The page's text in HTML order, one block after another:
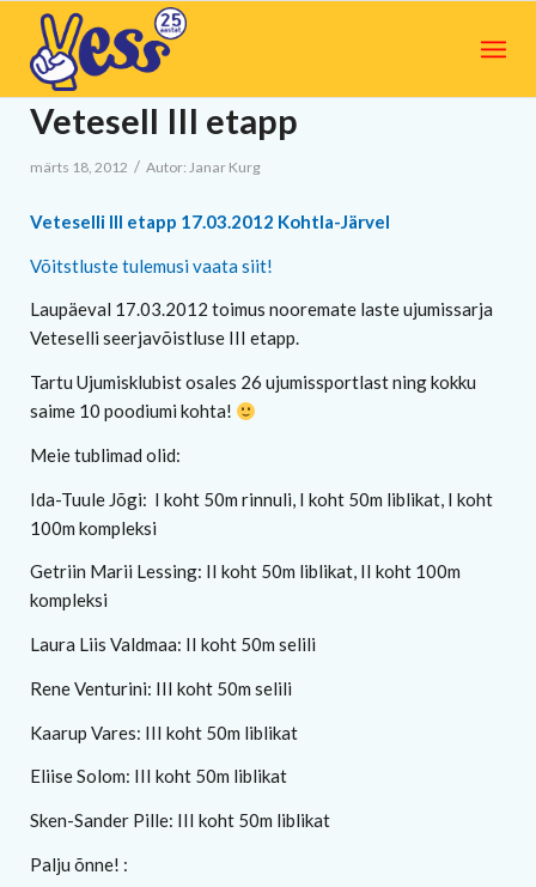
Vetesell III etapp
märts 18, 2012 / Autor: Janar Kurg
Veteselli III etapp 17.03.2012 Kohtla-Järvel
Võitstluste tulemusi vaata siit!
Laupäeval 17.03.2012 toimus nooremate laste ujumissarja
Veteselli seerjavõistluse III etapp.
Tartu Ujumisklubist osales 26 ujumissportlast ning kokku
saime 10 poodiumi kohta!
Meie tublimad olid:
Ida-Tuule Jõgi: I koht 50m rinnuli, I koht 50m liblikat, I koht
100m kompleksi
Getriin Marii Lessing: II koht 50m liblikat, II koht 100m
kompleksi
Laura Liis Valdmaa: II koht 50m selili
Rene Venturini: III koht 50m selili
Kaarup Vares: III koht 50m liblikat
Eliise Solom: III koht 50m liblikat
Sken-Sander Pille: III koht 50m liblikat
Palju õnne! :